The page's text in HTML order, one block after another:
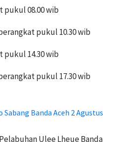
pukul 08.00 wib
pukul 10.30 wib
pukul 14.30 wib
pukul 17.30 wib
Banda Aceh 2 Agustus
Ulee Lheue Banda